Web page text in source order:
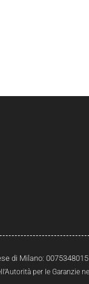
di Milano:
per le Garanzie